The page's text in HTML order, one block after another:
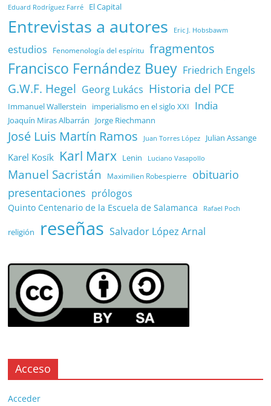
Eduard Rodríguez Farré El Capital
Entrevistas a autores Eric J. Hobsbawm
estudios Fenomenología del espíritu fragmentos
Francisco Fernández Buey Friedrich Engels
G.W.F. Hegel Georg Lukács Historia del PCE
Immanuel Wallerstein imperialismo en el siglo XXI India
Joaquín Miras Albarrán Jorge Riechmann
José Luis Martín Ramos Juan Torres López Julian Assange
Karel Kosík Karl Marx Lenin Luciano Vasapollo
Manuel Sacristán Maximilien Robespierre
obituario
presentaciones prólogos
Quinto Centenario de la Escuela de Salamanca Rafael Poch
religión reseñas Salvador López Arnal
Acceso
Acceder